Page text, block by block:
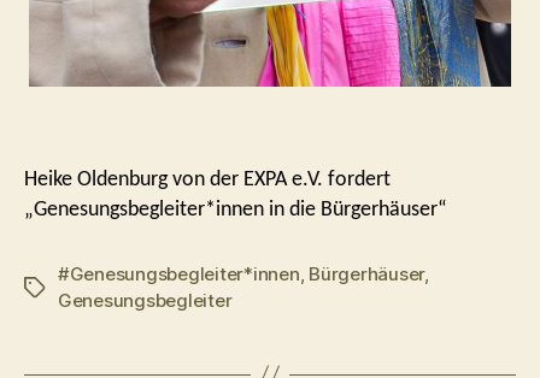
Heike Oldenburg von der EXPA e.V. fordert
„Genesungsbegleiter*innen in die Bürgerhäuser“
Schlagwörter
#Genesungsbegleiter*innen Bürgerhäuser,
Genesungsbegleiter